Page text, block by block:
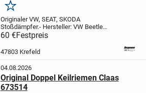
Merken
Originaler VW, SEAT, SKODA
Stoßdämpfer.- Hersteller: VW Beetle
1999-2000; Bora 1999-2005; Golf 4 1999-
2005, SEAT Leon 2000-2006, SKODA
Oktavia 1997-2011
60 €Festpreis
47803 Krefeld
04.08.2026
Original Doppel Keilriemen Claas
673514